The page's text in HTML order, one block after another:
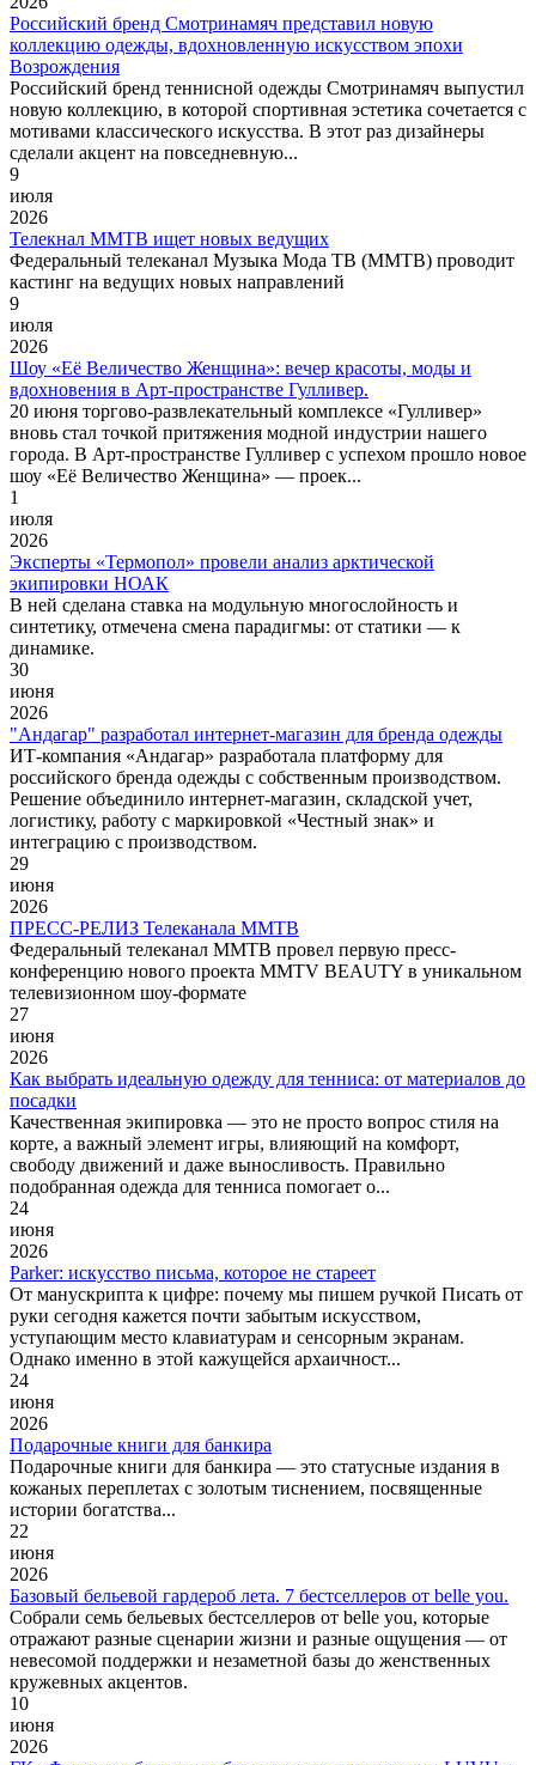
Российский бренд Смотринамяч представил новую
коллекцию одежды, вдохновленную искусством эпохи
Возрождения
Российский бренд теннисной одежды Смотринамяч выпустил
новую коллекцию, в которой спортивная эстетика сочетается с
мотивами классического искусства. В этот раз дизайнеры
сделали акцент на повседневную...
9
июля
2026
Телекнал ММТВ ищет новых ведущих
Федеральный телеканал Музыка Мода ТВ (ММТВ) проводит
кастинг на ведущих новых направлений
9
июля
2026
Шоу «Её Величество Женщина»: вечер красоты, моды и
вдохновения в Арт-пространстве Гулливер.
20 июня торгово-развлекательный комплексе «Гулливер»
вновь стал точкой притяжения модной индустрии нашего
города. В Арт-пространстве Гулливер с успехом прошло новое
шоу «Её Величество Женщина» — проек...
1
июля
2026
Эксперты «Термопол» провели анализ арктической
экипировки НОАК
В ней сделана ставка на модульную многослойность и
синтетику, отмечена смена парадигмы: от статики — к
динамике.
30
июня
2026
"Андагар" разработал интернет-магазин для бренда одежды
ИТ-компания «Андагар» разработала платформу для
российского бренда одежды с собственным производством.
Решение объединило интернет-магазин, складской учет,
логистику, работу с маркировкой «Честный знак» и
интеграцию с производством.
29
июня
2026
ПРЕСС-РЕЛИЗ Телеканала ММТВ
Федеральный телеканал ММТВ провел первую пресс-
конференцию нового проекта MMTV BEAUTY в уникальном
телевизионном шоу-формате
27
июня
2026
Как выбрать идеальную одежду для тенниса: от материалов до
посадки
Качественная экипировка — это не просто вопрос стиля на
корте, а важный элемент игры, влияющий на комфорт,
свободу движений и даже выносливость. Правильно
подобранная одежда для тенниса помогает о...
24
июня
2026
Parker: искусство письма, которое не стареет
От манускрипта к цифре: почему мы пишем ручкой Писать от
руки сегодня кажется почти забытым искусством,
уступающим место клавиатурам и сенсорным экранам.
Однако именно в этой кажущейся архаичност...
24
июня
2026
Подарочные книги для банкира
Подарочные книги для банкира — это статусные издания в
кожаных переплетах с золотым тиснением, посвященные
истории богатства...
22
июня
2026
Базовый бельевой гардероб лета. 7 бестселлеров от belle you.
Собрали семь бельевых бестселлеров от belle you, которые
отражают разные сценарии жизни и разные ощущения — от
невесомой поддержки и незаметной базы до женственных
кружевных акцентов.
10
июня
2026